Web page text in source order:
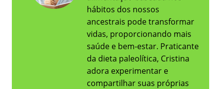
hábitos dos nossos
ancestrais pode transformar
vidas, proporcionando mais
saúde e bem-estar. Praticante
da dieta paleolítica, Cristina
adora experimentar e
compartilhar suas próprias